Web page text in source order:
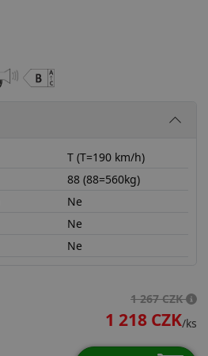
T (T=190 km/h)
88 (88=560kg)
Ne
Ne
Ne
1 267 CZK
1 218 CZK/ks